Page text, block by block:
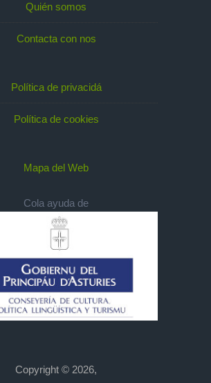
Quién somos
Contacta con nos
Política de privacidá
Política de cookies
Mapa del Web
Cola ayuda de
Copyright © 2026,